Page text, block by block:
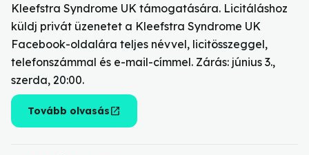
Kleefstra Syndrome UK támogatására. Licitáláshoz
küldj privát üzenetet a Kleefstra Syndrome UK
Facebook-oldalára teljes névvel, licitösszeggel,
telefonszámmal és e-mail-címmel. Zárás: június 3.,
szerda, 20:00.
Tovább olvasásopen_in_new